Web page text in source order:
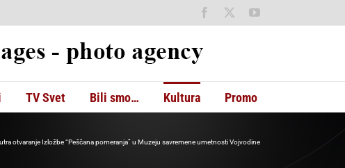
Facebook YouTube
TV Svet Bili smo… Kultura Promo
otvaranje Izložbe “Peščana pomeranja” u Muzeju savremene umetnosti Vojvodine